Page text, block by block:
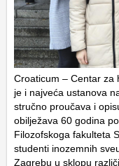
Croaticum – Centar za
je i najveća ustanova
stručno proučava i
obilježava 60 godina
Filozofskoga fakulteta
studenti inozemnih
Zagrebu u sklopu